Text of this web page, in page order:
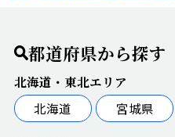
都道府県から探す
北海道・東北エリア
北海道
宮城県